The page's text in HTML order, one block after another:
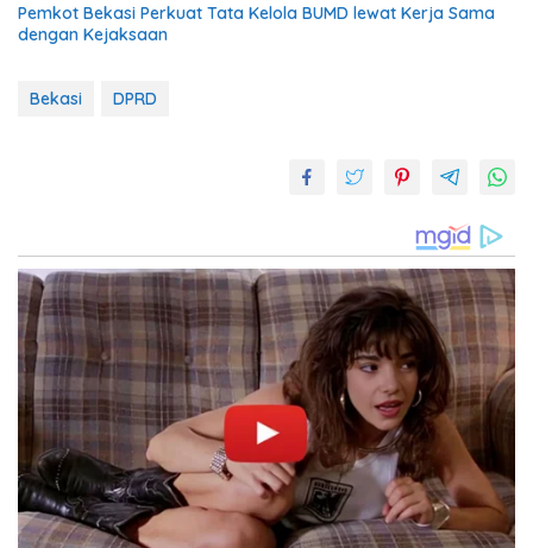
Pemkot Bekasi Perkuat Tata Kelola BUMD lewat Kerja Sama
dengan Kejaksaan
Bekasi DPRD